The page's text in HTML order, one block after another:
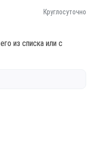
Круглосуточно
из списка или с